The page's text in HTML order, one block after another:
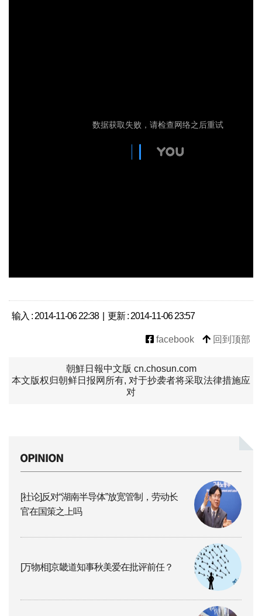
输入 : 2014-11-06 22:38 | 更新 : 2014-11-06 23:57
facebook 回到顶部
朝鮮日報中文版 cn.chosun.com
本文版权归朝鲜日报网所有, 对于抄袭者将采取法律措施应
对
[社论]反对“湖南半导体”放宽管制，劳动长
官在国策之上吗
[万物相]京畿道知事秋美爱在批评前任？